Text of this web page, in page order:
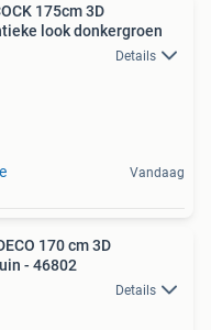
175cm 3D
look donkergroen
Details
Vandaag
170 cm 3D
- 46802
Details